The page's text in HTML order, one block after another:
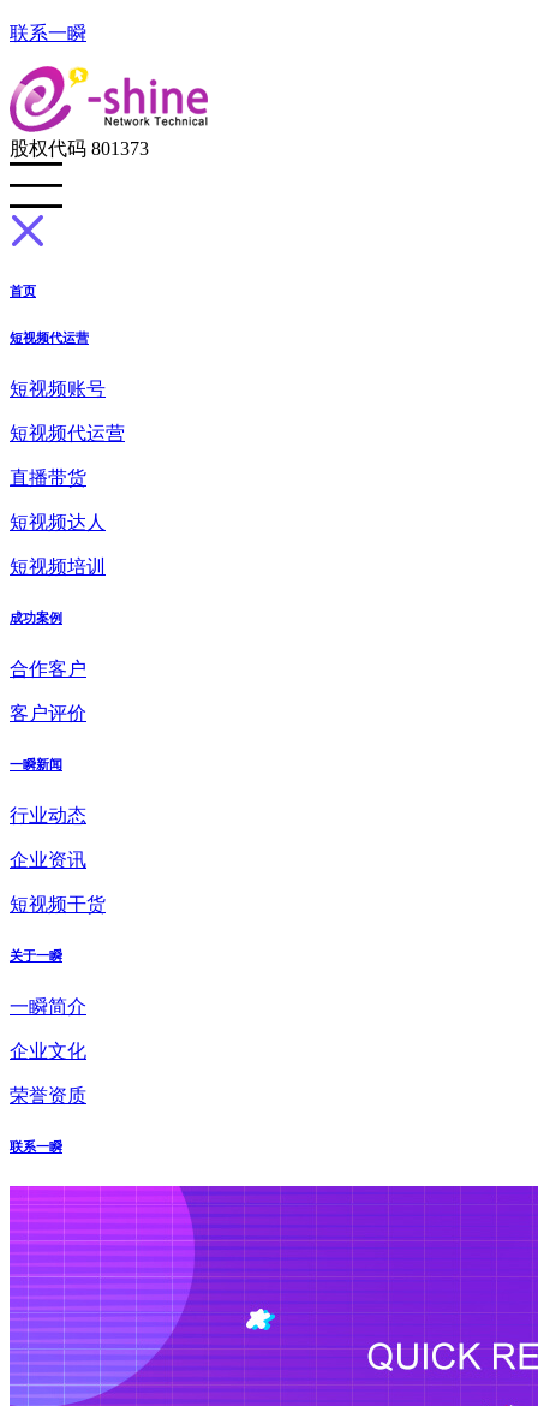
联系一瞬
股权代码 801373
首页
短视频代运营
短视频账号
短视频代运营
直播带货
短视频达人
短视频培训
成功案例
合作客户
客户评价
一瞬新闻
行业动态
企业资讯
短视频干货
关于一瞬
一瞬简介
企业文化
荣誉资质
联系一瞬